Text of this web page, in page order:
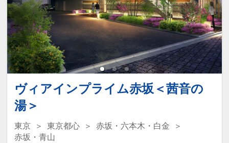
ヴィアインプライム赤坂＜茜音の
湯＞
東京 東京都心
赤坂・六本木・白金
赤坂・青山